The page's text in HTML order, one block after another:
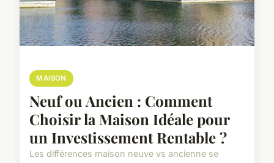
MAISON
Neuf ou Ancien : Comment
Choisir la Maison Idéale pour
un Investissement Rentable ?
Les différences maison neuve vs ancienne se